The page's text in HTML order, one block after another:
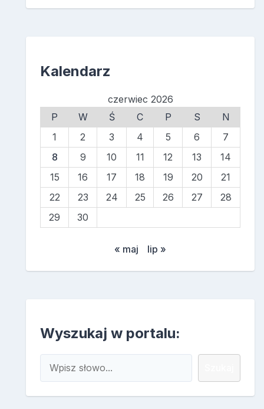
Kalendarz
czerwiec 2026
P
W Ś C P S
N
1
2 3 4 5 6
7
8
9 10 11 12 13
14
15
16 17 18 19 20
21
22
23 24 25 26 27
28
29
30
« maj lip »
Wyszukaj w portalu: